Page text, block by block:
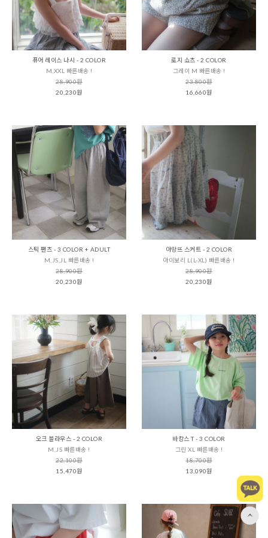
퓨어 레이스 나시 - 2 COLOR
M,XXL 빠른배송 !
28,900원
20,230원
로지 쇼츠 - 2 COLOR
그레이 M 빠른배송 !
23,800원
16,660원
스틱 팬츠 - 3 COLOR + ADULT
M,JS,JL 빠른배송 !
28,900원
20,230원
아망뜨 스커트 - 2 COLOR
아이보리 L(L-XL) 빠른배송 !
28,900원
20,230원
오크 블라우스 - 2 COLOR
M,JS 빠른배송 !
22,100원
15,470원
바캉스 T - 3 COLOR
그린 XL 빠른배송 !
18,700원
13,090원